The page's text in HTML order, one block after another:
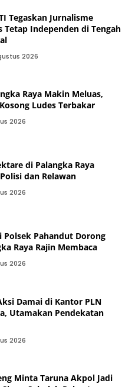
Tegaskan Jurnalisme
Tetap Independen di Tengah
2026
Raya Makin Meluas,
Ludes Terbakar
2026
di Palangka Raya
dan Relawan
2026
Polsek Pahandut Dorong
Raya Rajin Membaca
2026
Damai di Kantor PLN
Utamakan Pendekatan
2026
Minta Taruna Akpol Jadi